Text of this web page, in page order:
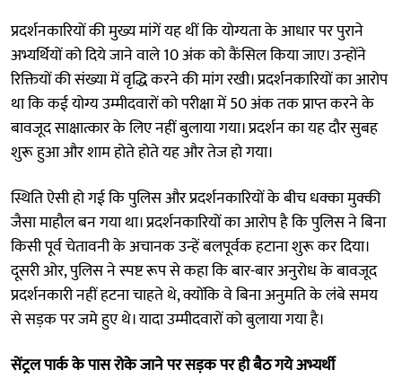
प्रदर्शनकारियों की मुख्य मांगें यह थीं कि योग्यता के आधार पर पुराने
अभ्यर्थियों को दिये जाने वाले 10 अंक को कैंसिल किया जाए। उन्होंने
रिक्तियों की संख्या में वृद्धि करने की मांग रखी। प्रदर्शनकारियों का आरोप
था कि कई योग्य उम्मीदवारों को परीक्षा में 50 अंक तक प्राप्त करने के
बावजूद साक्षात्कार के लिए नहीं बुलाया गया। प्रदर्शन का यह दौर सुबह
शुरू हुआ और शाम होते होते यह और तेज हो गया।
स्थिति ऐसी हो गई कि पुलिस और प्रदर्शनकारियों के बीच धक्का मुक्की
जैसा माहौल बन गया था। प्रदर्शनकारियों का आरोप है कि पुलिस ने बिना
किसी पूर्व चेतावनी के अचानक उन्हें बलपूर्वक हटाना शुरू कर दिया।
दूसरी ओर, पुलिस ने स्पष्ट रूप से कहा कि बार-बार अनुरोध के बावजूद
प्रदर्शनकारी नहीं हटना चाहते थे, क्योंकि वे बिना अनुमति के लंबे समय
से सड़क पर जमे हुए थे। यादा उम्मीदवारों को बुलाया गया है।
सेंट्रल पार्क के पास रोके जाने पर सड़क पर ही बैठ गये अभ्यर्थी